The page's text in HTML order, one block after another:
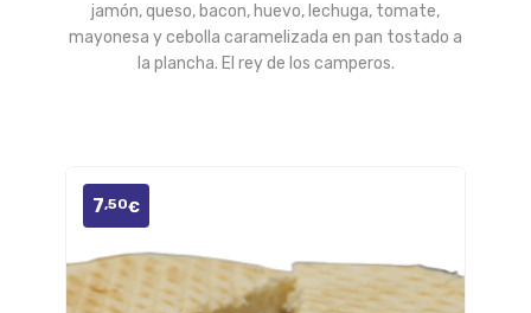
lista
jamón, queso, bacon, huevo, lechuga, tomate,
mayonesa y cebolla caramelizada en pan tostado a
la plancha. El rey de los camperos.
7,50€